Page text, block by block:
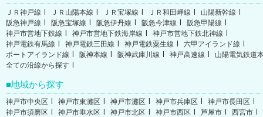
ＪＲ神戸線 ＪＲ山陽本線 ＪＲ宝塚線 ＪＲ和田岬線
山陽新幹線
阪急神戸線
阪急宝塚線 阪急伊丹線 阪急今津線
阪急甲陽線
神戸市営地下鉄線
神戸市営地下鉄海岸線
神戸市営地下鉄北神線
神戸電鉄有馬線
神戸電鉄三田線 神戸電鉄粟生線
六甲アイランド線
ポートアイランド線
阪神本線 阪神武庫川線 神戸高速線
山陽電気鉄道
全ての沿線から探す
地域から探す
神戸市中央区 神戸市東灘区 神戸市灘区 神戸市兵庫区
神戸市長田区
神戸市須磨区
神戸市垂水区 神戸市北区 神戸市西区 芦屋市
西宮市